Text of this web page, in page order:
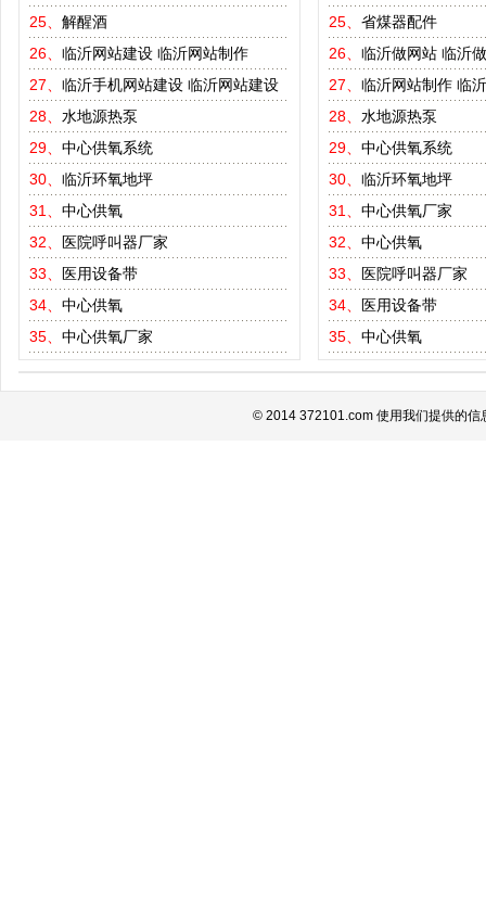
25、 解醒酒
26、 临沂网站建设 临沂网站制作
27、 临沂手机网站建设 临沂网站建设
28、 水地源热泵
29、 中心供氧系统
30、 临沂环氧地坪
31、 中心供氧
32、
医院呼叫器厂家
33、
医用设备带
34、 中心供氧
35、 中心供氧厂家
25、 省煤器配件
26、 临沂做网站 临沂
27、 临沂网站制作 临
28、 水地源热泵
29、 中心供氧系统
30、 临沂环氧地坪
31、 中心供氧厂家
32、 中心供氧
33、
医院呼叫器厂家
34、
医用设备带
35、 中心供氧
© 2014 372101.com 使用我们提供的信